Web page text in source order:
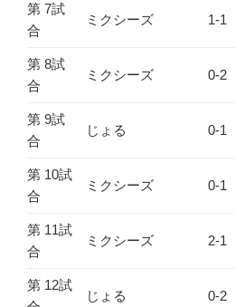
第 7試
合
ミクシーズ 1-1
第 8試
合
ミクシーズ 0-2
第 9試
合
じょる 0-1
第 10試
合
ミクシーズ 0-1
第 11試
合
ミクシーズ 2-1
第 12試
じょる 0-2